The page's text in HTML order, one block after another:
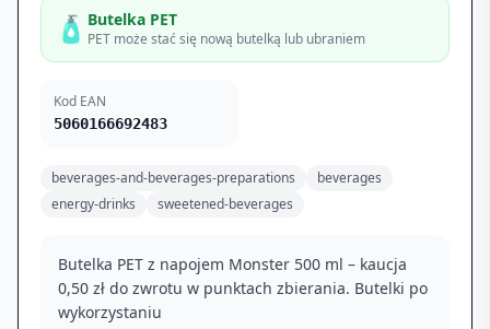
🧴 Butelka PET
PET może stać się nową butelką lub ubraniem
Kod EAN
5060166692483
beverages-and-beverages-preparations
beverages
energy-drinks
sweetened-beverages
Butelka PET z napojem Monster 500 ml – kaucja
0,50 zł do zwrotu w punktach zbierania. Butelki po
wykorzystaniu